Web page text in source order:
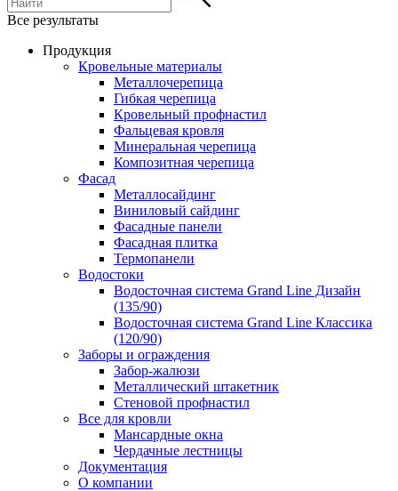
Все результаты
Продукция
Кровельные материалы
Металлочерепица
Гибкая черепица
Кровельный профнастил
Фальцевая кровля
Минеральная черепица
Композитная черепица
Фасад
Металлосайдинг
Виниловый сайдинг
Фасадные панели
Фасадная плитка
Термопанели
Водостоки
Водосточная система Grand Line Дизайн
(135/90)
Водосточная система Grand Line Классика
(120/90)
Заборы и ограждения
Забор-жалюзи
Металлический штакетник
Стеновой профнастил
Все для кровли
Мансардные окна
Чердачные лестницы
Документация
О компании